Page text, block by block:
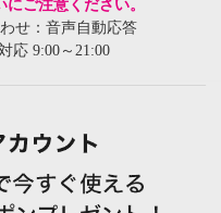
ご注意ください。
せ：音声自動応答
応 9:00～21:00